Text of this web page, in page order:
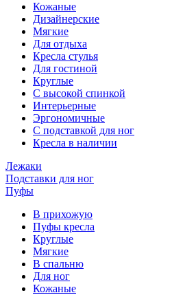
Кожаные
Дизайнерские
Мягкие
Для отдыха
Кресла стулья
Для гостиной
Круглые
С высокой спинкой
Интерьерные
Эргономичные
С подставкой для ног
Кресла в наличии
Лежаки
Подставки для ног
Пуфы
В прихожую
Пуфы кресла
Круглые
Мягкие
В спальню
Для ног
Кожаные